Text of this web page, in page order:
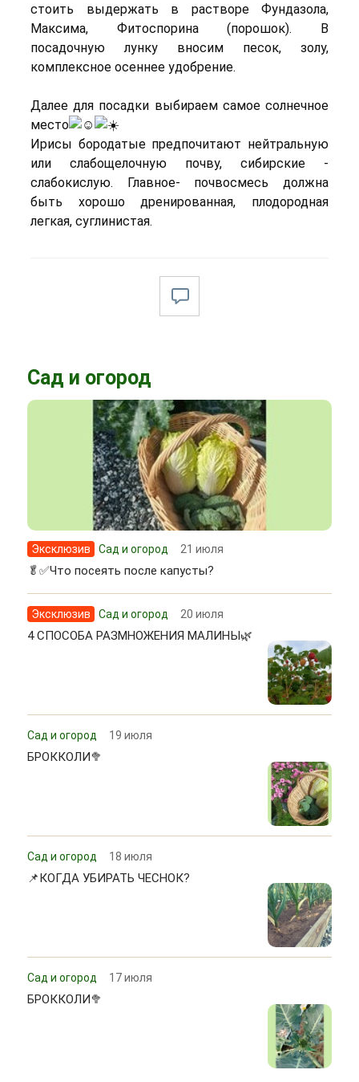
стоить выдержать в растворе Фундазола,
Максима, Фитоспорина (порошок). В
посадочную лунку вносим песок, золу,
комплексное осеннее удобрение.
Далее для посадки выбираем самое солнечное
место
Ирисы бородатые предпочитают нейтральную
или слабощелочную почву, сибирские -
слабокислую. Главное- почвосмесь должна
быть хорошо дренированная, плодородная
легкая, суглинистая.
Сад и огород
Эксклюзив Сад и огород 21 июля
🥬✅Что посеять после капусты?
Эксклюзив Сад и огород 20 июля
4 СПОСОБА РАЗМНОЖЕНИЯ МАЛИНЫ🌿
Сад и огород 19 июля
БРОККОЛИ🥦
Сад и огород 18 июля
📌КОГДА УБИРАТЬ ЧЕСНОК?
Сад и огород 17 июля
БРОККОЛИ🥦